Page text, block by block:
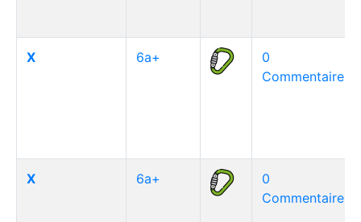
X 6a+
0
Commentaire(s)
X 6a+
0
Commentaire(s)